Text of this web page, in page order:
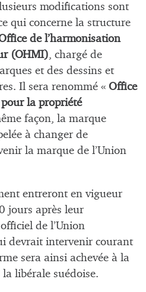
modifications sont
qui concerne la structure
de l’harmonisation
(OHMI) , chargé de
et des dessins et
Il sera renommé « Office
pour la propriété
façon, la marque
à changer de
la marque de l’Union
entreront en vigueur
jours après leur
de l’Union
devrait intervenir courant
sera ainsi achevée à la
libérale suédoise.